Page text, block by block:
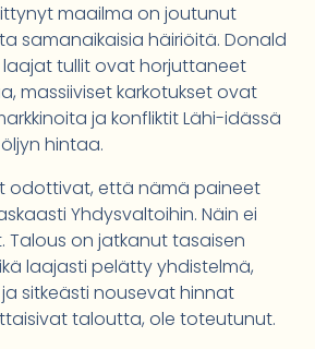
maailma on joutunut
samanaikaisia häiriöitä. Donald
laajat tullit ovat horjuttaneet
massiiviset karkotukset ovat
ja konfliktit Lähi-idässä
hintaa.
odottivat, että nämä paineet
Yhdysvaltoihin. Näin ei
Talous on jatkanut tasaisen
laajasti pelätty yhdistelmä,
sitkeästi nousevat hinnat
taloutta, ole toteutunut.